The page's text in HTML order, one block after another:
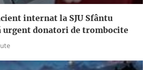
internat la SJU Sfântu
urgent donatori de trombocite